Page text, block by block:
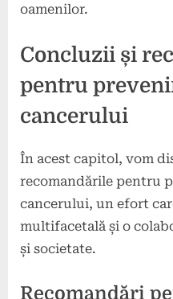
oamenilor.
Concluzii și
pentru
cancerului
În acest capitol, vom
recomandările pentru
cancerului, un efort
multifacetală și o
și societate.
Recomandări